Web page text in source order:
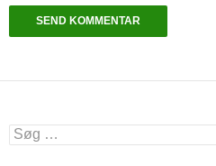
Søg
efter: